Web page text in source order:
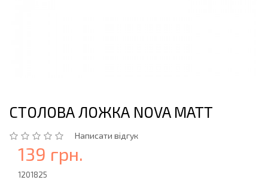
СТОЛОВА ЛОЖКА NOVA MATT
Написати відгук
139 грн.
1201825